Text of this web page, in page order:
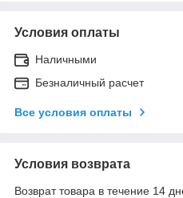
Условия оплаты
Наличными
Безналичный расчет
Все условия оплаты
Условия возврата
Возврат товара в течение 14